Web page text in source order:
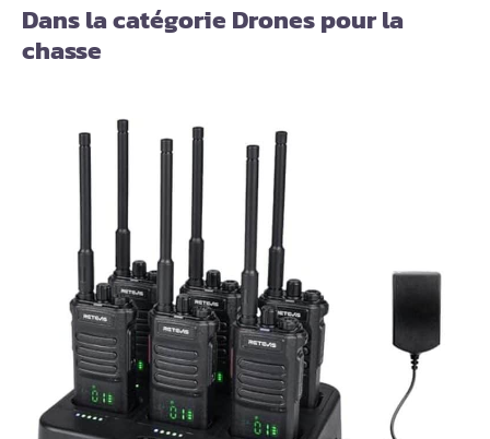
Dans la catégorie Drones pour la
chasse